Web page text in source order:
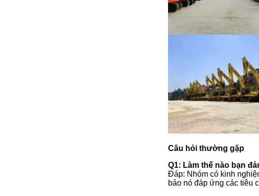
Câu hỏi thường gặp
Q1: Làm thế nào bạn
Đáp: Nhóm có kinh
bảo nó đáp ứng các tiêu